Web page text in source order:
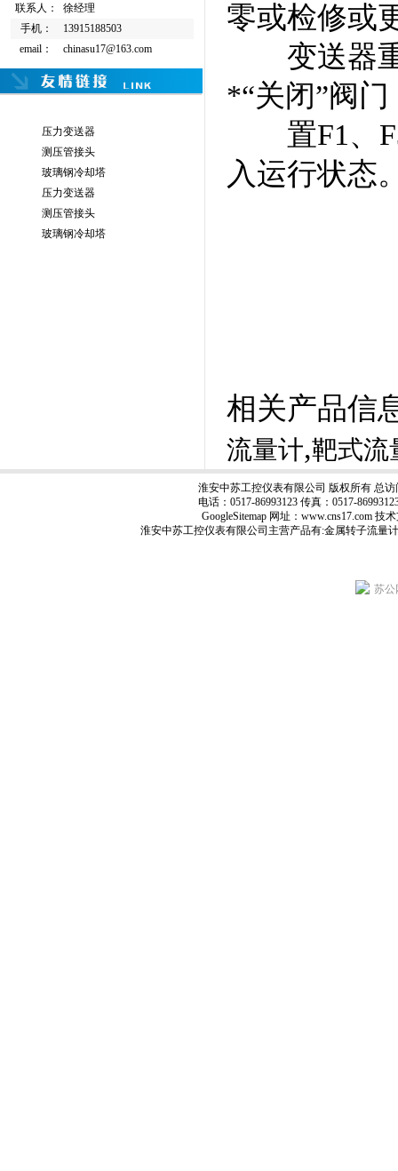
联系人：
徐经理
手机：
13915188503
email：
chinasu17@163.com
压力变送器
测压管接头
玻璃钢冷却塔
压力变送器
测压管接头
玻璃钢冷却塔
零或检修或
变送器重
*“关闭”阀门
置F1、F3
入运行状态
相关产品信
流量计,靶式流
淮安中苏工控仪表有限公司 版权所有 总访
电话：0517-86993123 传真：0517-
GoogleSitemap 网址：www.cns17.com 技
淮安中苏工控仪表有限公司主营产品有:金属转子流量计
苏公